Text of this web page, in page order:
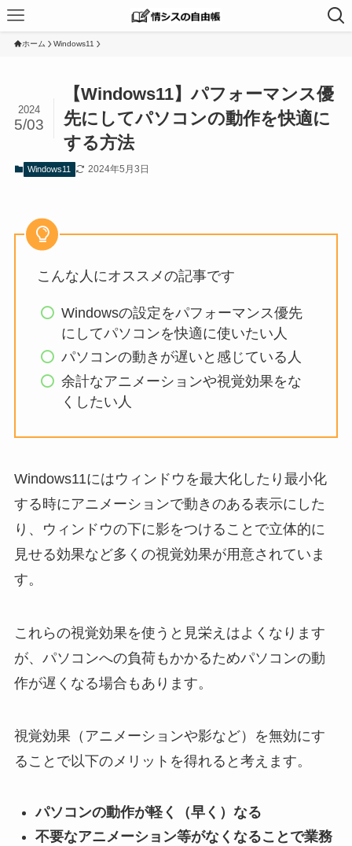
ホーム Windows11
【Windows11】パフォーマンス優
先にしてパソコンの動作を快適に
する方法
2024
5/03
Windows11 2024年5月3日
こんな人にオススメの記事です
Windowsの設定をパフォーマンス優先
にしてパソコンを快適に使いたい人
パソコンの動きが遅いと感じている人
余計なアニメーションや視覚効果をな
くしたい人
Windows11にはウィンドウを最大化したり最小化
する時にアニメーションで動きのある表示にした
り、ウィンドウの下に影をつけることで立体的に
見せる効果など多くの視覚効果が用意されていま
す。
これらの視覚効果を使うと見栄えはよくなります
が、パソコンへの負荷もかかるためパソコンの動
作が遅くなる場合もあります。
視覚効果（アニメーションや影など）を無効にす
ることで以下のメリットを得れると考えます。
パソコンの動作が軽く（早く）なる
不要なアニメーション等がなくなることで業務